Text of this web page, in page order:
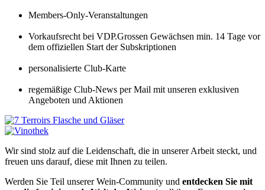
Members-Only-Veranstaltungen
Vorkaufsrecht bei VDP.Grossen Gewächsen min. 14 Tage vor
dem offiziellen Start der Subskriptionen
personalisierte Club-Karte
regemäßige Club-News per Mail mit unseren exklusiven
Angeboten und Aktionen
Wir sind stolz auf die Leidenschaft, die in unserer Arbeit steckt, und
freuen uns darauf, diese mit Ihnen zu teilen.
Werden Sie Teil unserer Wein-Community und entdecken Sie mit